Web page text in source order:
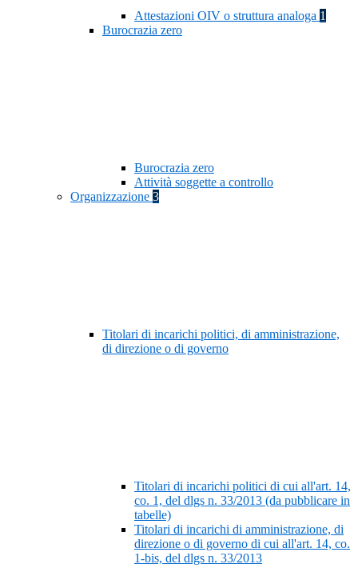
Attestazioni OIV o struttura analoga 1
Burocrazia zero
Burocrazia zero
Attività soggette a controllo
Organizzazione 3
Titolari di incarichi politici, di amministrazione,
di direzione o di governo
Titolari di incarichi politici di cui all'art. 14,
co. 1, del dlgs n. 33/2013 (da pubblicare in
tabelle)
Titolari di incarichi di amministrazione, di
direzione o di governo di cui all'art. 14, co.
1-bis, del dlgs n. 33/2013